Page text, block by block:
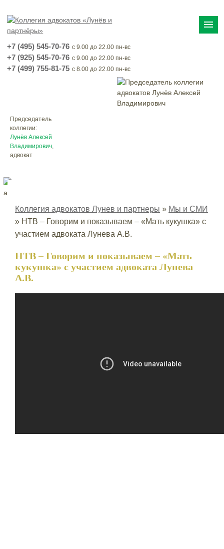
+7 (495) 545-70-76 с 9.00 до 22.00 пн-вс
+7 (925) 545-70-76 с 9.00 до 22.00 пн-вс
+7 (499) 755-81-75 с 8.00 до 22.00 пн-вс
menu
Председатель
коллегии:
Лунёв Алексей
Владимирович,
адвокат
Коллегия адвокатов Лунев и партнеры » Мы и СМИ
» НТВ – Говорим и показываем – «Мать кукушка» с
участием адвоката Лунева А.В.
НТВ – Говорим и показываем – «Мать
кукушка» с участием адвоката Лунева
А.В.